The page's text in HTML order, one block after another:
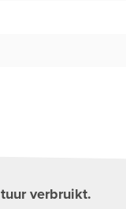
verbruikt.